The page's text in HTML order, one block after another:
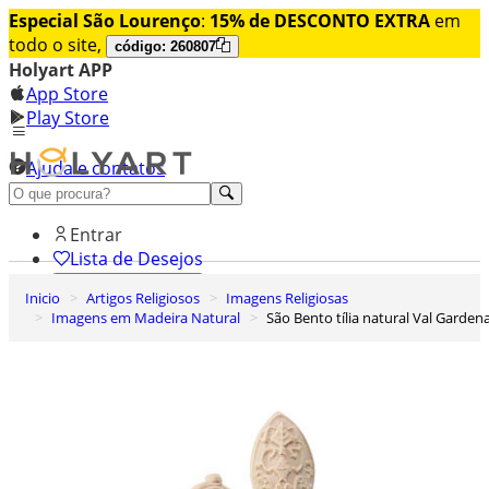
Especial São Lourenço: 15% de DESCONTO EXTRA em
todo o site,
código: 260807
Holyart APP
App Store
Play Store
Ajuda e contatos
Conheça premium
Entrar
Lista de Desejos
0
Carrinho de Compras
Inicio Artigos Religiosos
Imagens Religiosas
Imagens em Madeira Natural
São Bento tília natural Val